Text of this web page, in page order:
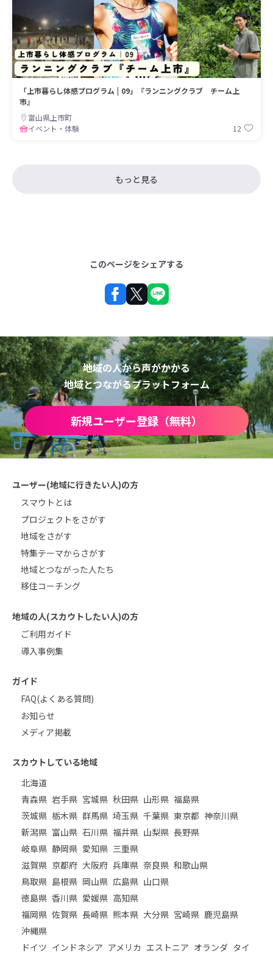
「上市暮らし体感プログラム | 09」『ランニングクラブ チーム上
市』
富山県上市町
イベント・体験
12
もっと見る
このページをシェアする
地域の人から声がかかる
地域とつながるプラットフォーム
新規ユーザー登録（無料）
ユーザー(地域に行きたい人)の方
スマウトとは
プロジェクトをさがす
地域をさがす
特集テーマからさがす
地域とつながった人たち
移住コーチング
地域の人(スカウトしたい人)の方
ご利用ガイド
導入事例集
ガイド
FAQ(よくある質問)
お知らせ
メディア掲載
スカウトしている地域
北海道
青森県 岩手県 宮城県 秋田県 山形県 福島県
茨城県 栃木県 群馬県 埼玉県 千葉県 東京都 神奈川県
新潟県 富山県 石川県 福井県 山梨県 長野県
岐阜県 静岡県 愛知県 三重県
滋賀県 京都府 大阪府 兵庫県 奈良県 和歌山県
鳥取県 島根県 岡山県 広島県 山口県
徳島県 香川県 愛媛県 高知県
福岡県 佐賀県 長崎県 熊本県 大分県 宮崎県 鹿児島県
沖縄県
ドイツ インドネシア アメリカ エストニア オランダ タイ